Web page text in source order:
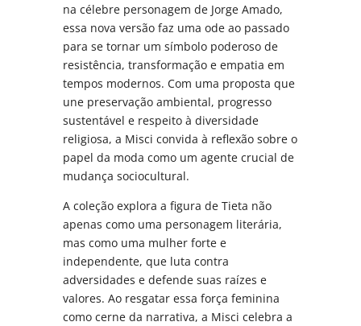
na célebre personagem de Jorge Amado,
essa nova versão faz uma ode ao passado
para se tornar um símbolo poderoso de
resistência, transformação e empatia em
tempos modernos. Com uma proposta que
une preservação ambiental, progresso
sustentável e respeito à diversidade
religiosa, a Misci convida à reflexão sobre o
papel da moda como um agente crucial de
mudança sociocultural.
A coleção explora a figura de Tieta não
apenas como uma personagem literária,
mas como uma mulher forte e
independente, que luta contra
adversidades e defende suas raízes e
valores. Ao resgatar essa força feminina
como cerne da narrativa, a Misci celebra a